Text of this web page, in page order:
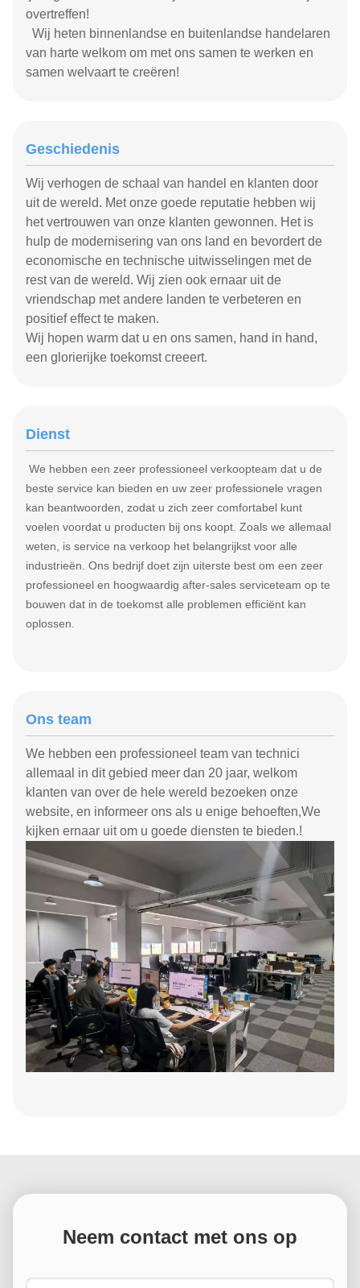
overtreffen!
Wij heten binnenlandse en buitenlandse handelaren
van harte welkom om met ons samen te werken en
samen welvaart te creëren!
Geschiedenis
Wij verhogen de schaal van handel en klanten door
uit de wereld. Met onze goede reputatie hebben wij
het vertrouwen van onze klanten gewonnen. Het is
hulp de modernisering van ons land en bevordert de
economische en technische uitwisselingen met de
rest van de wereld. Wij zien ook ernaar uit de
vriendschap met andere landen te verbeteren en
positief effect te maken.
Wij hopen warm dat u en ons samen, hand in hand,
een glorierijke toekomst creeert.
Dienst
We hebben een zeer professioneel verkoopteam dat u de
beste service kan bieden en uw zeer professionele vragen
kan beantwoorden, zodat u zich zeer comfortabel kunt
voelen voordat u producten bij ons koopt. Zoals we allemaal
weten, is service na verkoop het belangrijkst voor alle
industrieën. Ons bedrijf doet zijn uiterste best om een zeer
professioneel en hoogwaardig after-sales serviceteam op te
bouwen dat in de toekomst alle problemen efficiënt kan
oplossen.
Ons team
We hebben een professioneel team van technici
allemaal in dit gebied meer dan 20 jaar, welkom
klanten van over de hele wereld bezoeken onze
website, en informeer ons als u enige behoeften,We
kijken ernaar uit om u goede diensten te bieden.!
Neem contact met ons op